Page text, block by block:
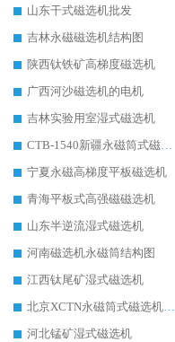
山东干式磁选机批发
吉林永磁磁选机结构图
陕西钛铁矿高梯度磁选机
广西河沙磁选机的电机
吉林实验用室湿式磁选机
CTB-1540新疆永磁筒式磁选机
宁夏永磁高梯度平板磁选机
青海平板式高强磁磁选机
山东半逆流湿式磁选机
河南磁选机永磁筒结构图
江西钛尾矿湿式磁选机
北京XCTN永磁筒式磁选机磁块位置
河北锰矿湿式磁选机